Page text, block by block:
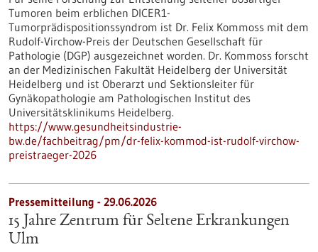
Tumoren beim erblichen DICER1-
Tumorprädispositionssyndrom ist Dr. Felix Kommoss mit dem
Rudolf-Virchow-Preis der Deutschen Gesellschaft für
Pathologie (DGP) ausgezeichnet worden. Dr. Kommoss forscht
an der Medizinischen Fakultät Heidelberg der Universität
Heidelberg und ist Oberarzt und Sektionsleiter für
Gynäkopathologie am Pathologischen Institut des
Universitätsklinikums Heidelberg.
https://www.gesundheitsindustrie-
bw.de/fachbeitrag/pm/dr-felix-kommod-ist-rudolf-virchow-
preistraeger-2026
Pressemitteilung - 29.06.2026
15 Jahre Zentrum für Seltene Erkrankungen
Ulm